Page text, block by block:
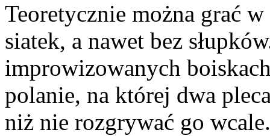
Teoretycznie można grać
siatek, a nawet bez
improwizowanych
polanie, na której dwa
niż nie rozgrywać go